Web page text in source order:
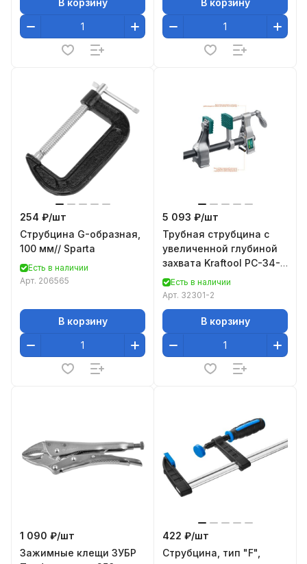
254 ₽/шт
Струбцина G-образная,
100 мм// Sparta
Есть в наличии
Арт. 206565
В корзину
5 093 ₽/шт
Трубная струбцина с
увеличенной глубиной
захвата Kraftool PC-34-
11 32301-2
Есть в наличии
Арт. 32301-2
В корзину
1 090 ₽/шт
Зажимные клещи ЗУБР
422 ₽/шт
Струбцина, тип "F",